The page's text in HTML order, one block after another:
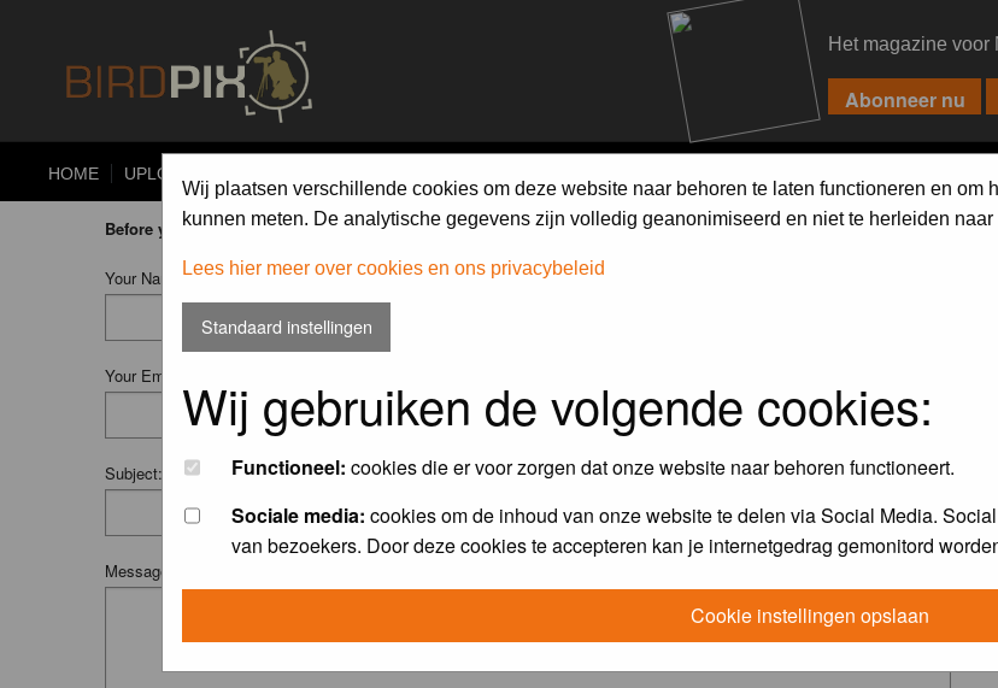
Het magazine voor
HOME UPLOAD
Wij plaatsen verschillende cookies om deze website naar behoren te laten functioneren en om
kunnen meten. De analytische gegevens zijn volledig geanonimiseerd en niet te herleiden
Lees hier meer over cookies en ons privacybeleid
Standaard instellingen
Wij gebruiken de volgende cookies:
Functioneel: cookies die er voor zorgen dat onze website naar behoren functioneert.
Sociale media: cookies om de inhoud van onze website te delen via Social Media.
van bezoekers. Door deze cookies te accepteren kan je internetgedrag gemonitord
Cookie instellingen opslaan
Before you ask your question:pleaseread the FAQorsearch on the forum first.
Your Name (Fill in your username if you have one):
Your Email:
Subject:
Message: